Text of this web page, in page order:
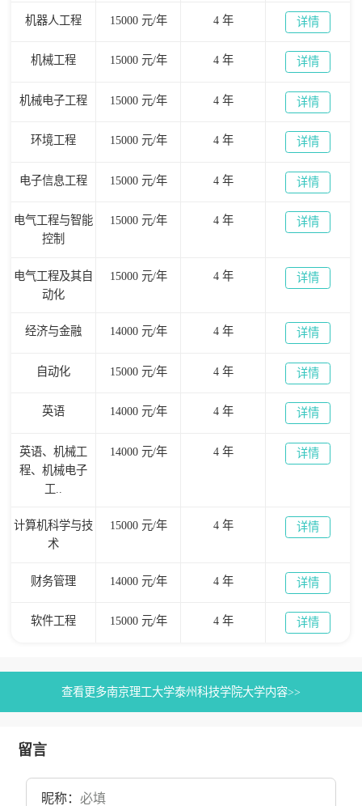
机器人工程 15000 元/年 4 年 详情
机械工程 15000 元/年 4 年 详情
机械电子工程 15000 元/年 4 年 详情
环境工程 15000 元/年 4 年 详情
电子信息工程 15000 元/年 4 年 详情
电气工程与智能
控制
15000 元/年 4 年 详情
电气工程及其自
动化
15000 元/年 4 年 详情
经济与金融 14000 元/年 4 年 详情
自动化 15000 元/年 4 年 详情
英语 14000 元/年 4 年 详情
英语、机械工
程、机械电子
工..
14000 元/年 4 年 详情
计算机科学与技
术
15000 元/年 4 年 详情
财务管理 14000 元/年 4 年 详情
软件工程 15000 元/年 4 年 详情
查看更多南京理工大学泰州科技学院大学内容>>
留言
昵称：